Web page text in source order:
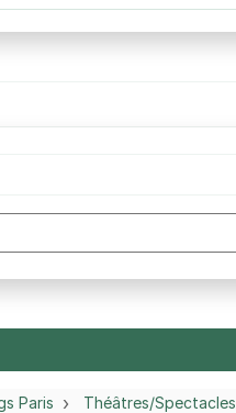
Paris Théâtres/Spectacles